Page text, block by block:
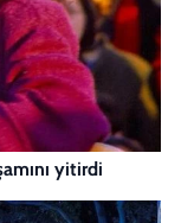
yitirdi